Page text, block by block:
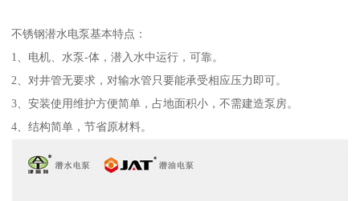
不锈钢潜水电泵基本特点：
1、电机、水泵-体，潜入水中运行，可靠。
2、对井管无要求，对输水管只要能承受相应压力即可。
3、安装使用维护方便简单，占地面积小，不需建造泵房。
4、结构简单，节省原材料。